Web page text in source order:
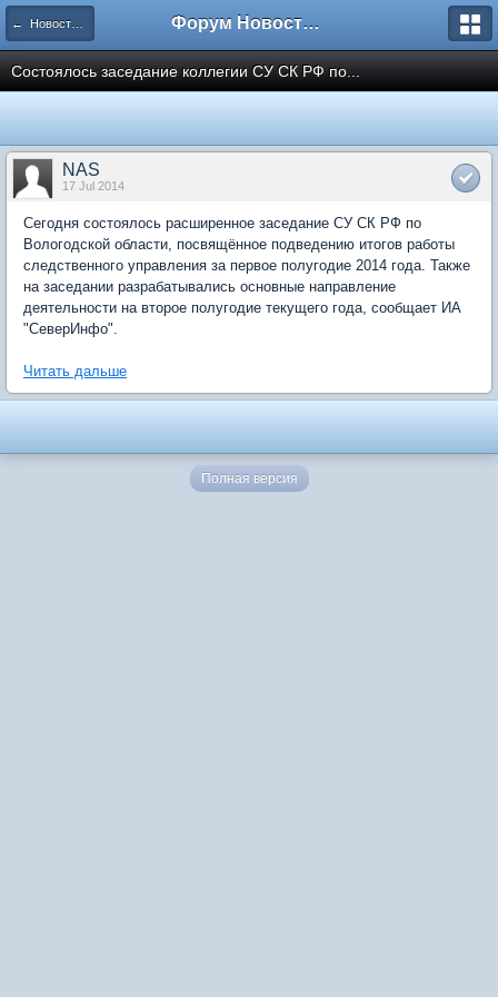
← Новости рынка недвижимости Форум Новостройки
Состоялось заседание коллегии СУ СК РФ по...
NAS
17 Jul 2014
Сегодня состоялось расширенное заседание СУ СК РФ по
Вологодской области, посвящённое подведению итогов работы
следственного управления за первое полугодие 2014 года. Также
на заседании разрабатывались основные направление
деятельности на второе полугодие текущего года, сообщает ИА
"СеверИнфо".
Читать дальше
Полная версия